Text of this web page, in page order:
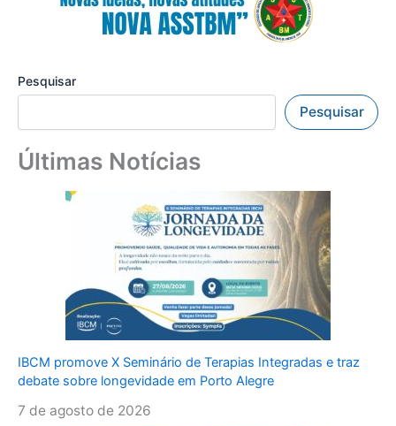
Pesquisar
Pesquisar
Últimas Notícias
IBCM promove X Seminário de Terapias Integradas e traz
debate sobre longevidade em Porto Alegre
7 de agosto de 2026